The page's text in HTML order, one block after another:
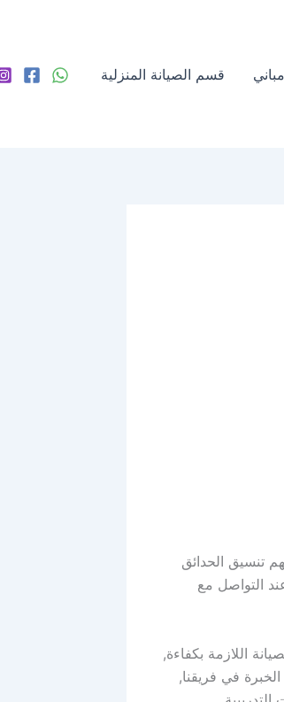
قسم الصيانة المنزلية
تنسيق الحدائق
التواصل مع
اللازمة بكفاءة,
في فريقنا,